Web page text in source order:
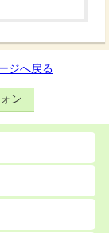
ジへ戻る
ン